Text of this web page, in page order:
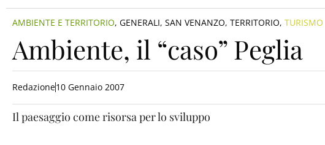
AMBIENTE E TERRITORIO, GENERALI, SAN VENANZO, TERRITORIO, TURISMO
Ambiente, il “caso” Peglia
Redazione10 Gennaio 2007
Il paesaggio come risorsa per lo sviluppo